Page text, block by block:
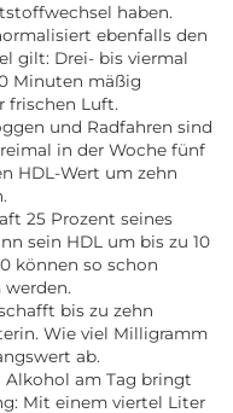
haben.
ebenfalls den
gilt: Drei- bis viermal
Minuten mäßig
frischen Luft.
und Radfahren sind
in der Woche fünf
HDL-Wert um zehn
25 Prozent seines
sein HDL um bis zu 10
können so schon
bis zu zehn
Wie viel Milligramm
ab.
Alkohol am Tag bringt
Mit einem viertel Liter